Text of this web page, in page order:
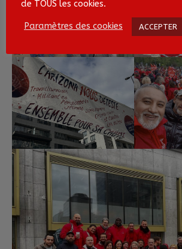
de TOUS les cookies.
Paramètres des cookies ACCEPTER